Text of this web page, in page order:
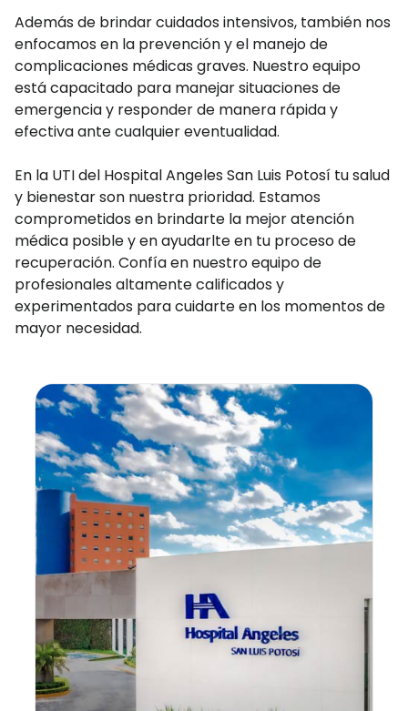
Además de brindar cuidados intensivos, también nos
enfocamos en la prevención y el manejo de
complicaciones médicas graves. Nuestro equipo
está capacitado para manejar situaciones de
emergencia y responder de manera rápida y
efectiva ante cualquier eventualidad.
En la UTI del Hospital Angeles San Luis Potosí tu salud
y bienestar son nuestra prioridad. Estamos
comprometidos en brindarte la mejor atención
médica posible y en ayudarlte en tu proceso de
recuperación. Confía en nuestro equipo de
profesionales altamente calificados y
experimentados para cuidarte en los momentos de
mayor necesidad.